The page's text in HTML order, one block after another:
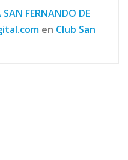
FERNANDO DE
en Club San